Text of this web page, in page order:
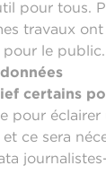
pour tous.
travaux
pour le public.
certains
pour
et ce sera